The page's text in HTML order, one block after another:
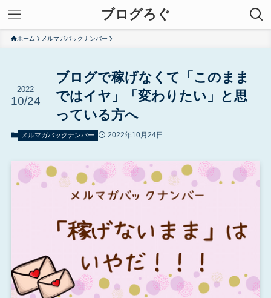
ブログろぐ
ホーム メルマガバックナンバー
ブログで稼げなくて「このまま
ではイヤ」「変わりたい」と思
っている方へ
2022
10/24
メルマガバックナンバー 2022年10月24日